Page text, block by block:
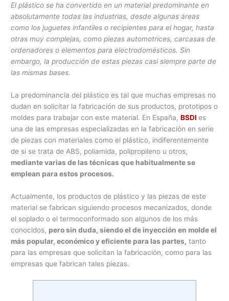
El plástico se ha convertido en un material predominante en
absolutamente todas las industrias, desde algunas áreas
como los juguetes infantiles o recipientes para el hogar, hasta
otras muy complejas, como piezas automotrices, carcasas de
ordenadores o elementos para electrodomésticos. Sin
embargo, la producción de estas piezas casi siempre parte de
las mismas bases.
La predominancia del plástico es tal que muchas empresas no
dudan en solicitar la fabricación de sus productos, prototipos o
moldes para trabajar con este material. En España,BSDI es
una de las empresas especializadas en la fabricación en serie
de piezas con materiales como el plástico, indiferentemente
de si se trata de ABS, poliamida, polipropileno u otros,
mediante varias de las técnicas que habitualmente se
emplean para estos procesos.
Actualmente, los productos de plástico y las piezas de este
material se fabrican siguiendo procesos mecanizados, donde
el soplado o el termoconformado son algunos de los más
conocidos, pero sin duda, siendo el de inyección en molde el
más popular, económico y eficiente para las partes, tanto
para las empresas que solicitan la fabricación, como para las
empresas que fabrican tales piezas.